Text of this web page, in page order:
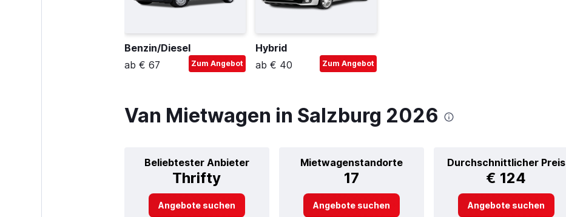
Benzin/Diesel
ab € 67
Zum Angebot
Hybrid
ab € 40
Zum Angebot
Van Mietwagen in Salzburg 2026
Beliebtester Anbieter
Thrifty
Mietwagenstandorte
17
Durchschnittlicher Preis
€ 124
Angebote suchen Angebote suchen Angebote suchen